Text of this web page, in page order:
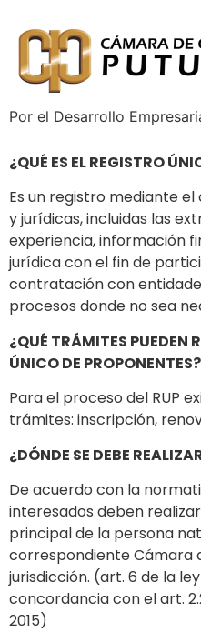
Por el Desarrollo
¿QUÉ ES EL REGISTRO
Es un registro mediante
y jurídicas, incluidas las
experiencia, información
jurídica con el fin de
contratación con
procesos donde no sea
¿QUÉ TRÁMITES PUEDEN
ÚNICO DE PROPONENTES?
Para el proceso del RUP
trámites: inscripción,
¿DÓNDE SE DEBE
De acuerdo con la
interesados deben
principal de la persona
correspondiente Cámara
jurisdicción. (art. 6 de la ley
concordancia con el art.
2015)